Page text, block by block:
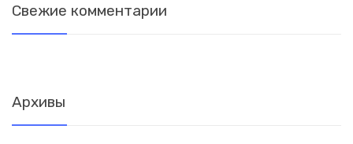
Свежие комментарии
Архивы